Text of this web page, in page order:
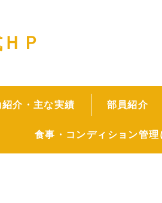
Ｐ
紹介・主な実績 部員紹介
食事・コンディション管理